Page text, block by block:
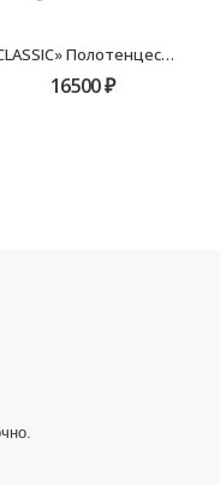
«CLASSIC» Полотенцесушитель электрический 600х500 FX-7100 хром
16500₽